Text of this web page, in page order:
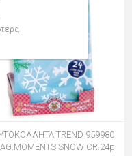
TREND 959980
SNOW CR.24p